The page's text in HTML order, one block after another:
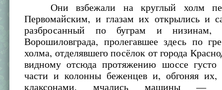
Они взбежали на круглый холм
Первомайским, и глазам их открылись и
разбросанный по буграм и
Ворошиловграда, пролегавшее здесь по
холма, отделявшего посёлок от города
видному отсюда протяжению шоссе
части и колонны беженцев и, обгоняя их,
клаксонами, мчались машины —